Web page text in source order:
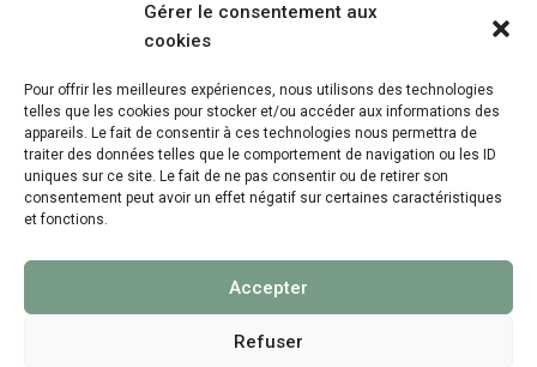
Gérer le consentement aux
cookies
Pour offrir les meilleures expériences, nous utilisons des technologies
telles que les cookies pour stocker et/ou accéder aux informations des
appareils. Le fait de consentir à ces technologies nous permettra de
traiter des données telles que le comportement de navigation ou les ID
uniques sur ce site. Le fait de ne pas consentir ou de retirer son
consentement peut avoir un effet négatif sur certaines caractéristiques
et fonctions.
Accepter
Refuser
+33 (0)4 89 15 24 08
LE CEPAM EST HÉBERGÉ PAR